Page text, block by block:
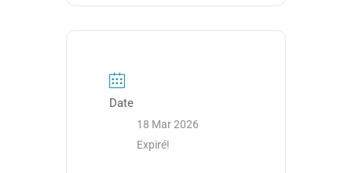
Date
18 Mar 2026
Expiré!